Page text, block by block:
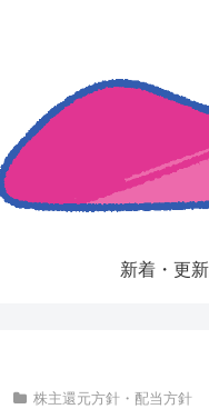
新着・更
株主還元方針・配当方針